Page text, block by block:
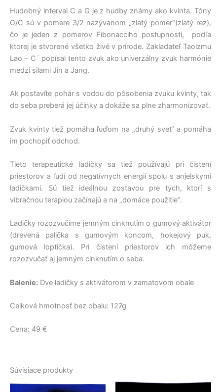
Hudobný interval C a G je z hudby známy ako kvinta. Tóny
G/C sú v pomere 3/2 nazývanom „zlatý pomer“(zlatý rez),
čo je jeden z pomerov Fibonacciho postupnosti, podľa
ktorej je stvorené všetko živé v prírode. Zakladateľ Taoizmu
Lao – C´ popísal tento zvuk ako univerzálny zvuk harmónie
medzi silami Jin a Jang.
Ak postavíte pohár s vodou do pôsobenia zvuku kvinty, tak
do seba preberá jej účinky a dokáže sa plne zharmonizovať.
Zvuk kvinty tiež pomáha ľuďom na „druhý svet“ a pomáha
im pochopiť odchod.
Tieto terapeutické ladičky sa tiež používajú pri čistení
priestorov a ľudí od negatívnych energií spolu s anjelskymi
ladičkami. Sú tiež ideálnou zostavou pre tých, ktorí s
vibračnou terapiou začínajú a na „domáce použitie“.
Ladičky rozozvučíme jemným cinknutím o gumový aktivátor
(drevená palička s gumovým koncom, hokejový puk,
gumová loptička). Pri čistení priestorov ich môžeme
rozozvučať aj jemným cinknutím o seba.
Balenie: Dve ladičky s aktivátorom v zamatovom obale
Celková hmotnosť bez obalu: 127g
Cena: 49 €
Súvisiace produkty